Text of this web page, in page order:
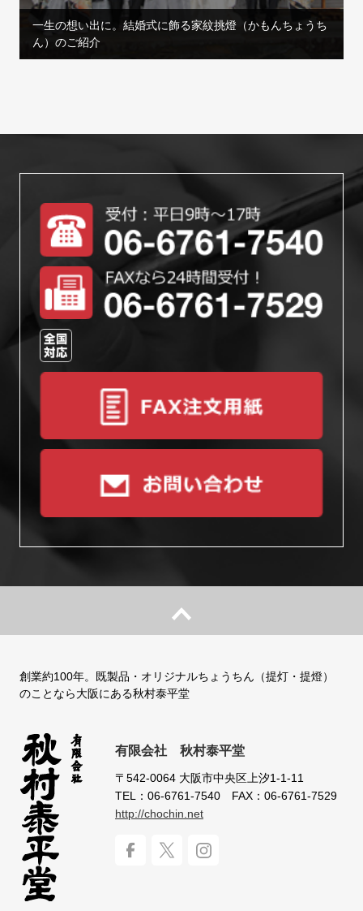
一生の想い出に。結婚式に飾る家紋挑燈（かもんちょうち
ん）のご紹介
創業約100年。既製品・オリジナルちょうちん（提灯・提燈）
のことなら大阪にある秋村泰平堂
有限会社 秋村泰平堂
〒542-0064 大阪市中央区上汐1-1-11
TEL：06-6761-7540 FAX：06-6761-7529
http://chochin.net